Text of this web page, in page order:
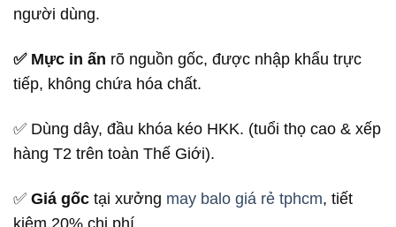
người dùng.
✅ Mực in ấn rõ nguồn gốc, được nhập khẩu trực
tiếp, không chứa hóa chất.
✅ Dùng dây, đầu khóa kéo HKK. (tuổi thọ cao & xếp
hàng T2 trên toàn Thế Giới).
✅ Giá gốc tại xưởng may balo giá rẻ tphcm, tiết
kiệm 20% chi phí.